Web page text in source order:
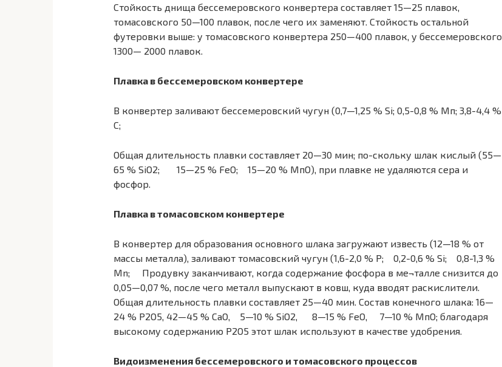
Стойкость днища бессемеровского конвертера составляет 15—25 плавок,
томасовского 50—100 плавок, после чего их заменяют. Стойкость остальной
футеровки выше: у томасовского конвертера 250—400 плавок, у бессемеровского
1300— 2000 плавок.
Плавка в бессемеровском конвертере
В конвертер заливают бессемеровский чугун (0,7—1,25 % Si; 0,5-0,8 % Мп; 3,8-4,4 %
С;
Общая длительность плавки составляет 20—30 мин; по-скольку шлак кислый (55—
65 % SiO2; 15—25 % FeO; 15—20 % МпО), при плавке не удаляются сера и
фосфор.
Плавка в томасовском конвертере
В конвертер для образования основного шлака загружают известь (12—18 % от
массы металла), заливают томасовский чугун (1,6-2,0 % Р; 0,2-0,6 % Si; 0,8-1,3 %
Mn; Продувку заканчивают, когда содержание фосфора в ме¬талле снизится до
0,05—0,07 %, после чего металл выпускают в ковш, куда вводят раскислители.
Общая длительность плавки составляет 25—40 мин. Состав конечного шлака: 16—
24 % Р2O5, 42—45 % СаО, 5—10 % SiO2, 8—15 % FeO, 7—10 % МпО; благодаря
высокому содержанию Р2O5 этот шлак используют в качестве удобрения.
Видоизменения бессемеровского и томасовского процессов